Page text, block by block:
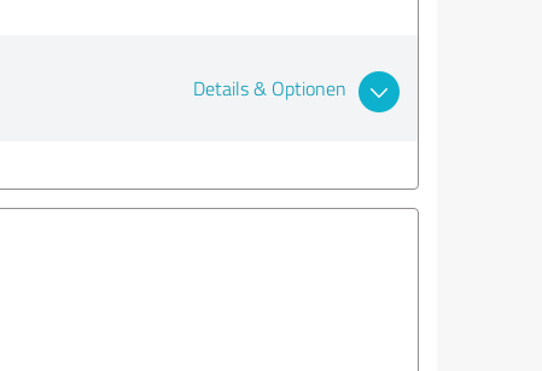
Details & Optionen